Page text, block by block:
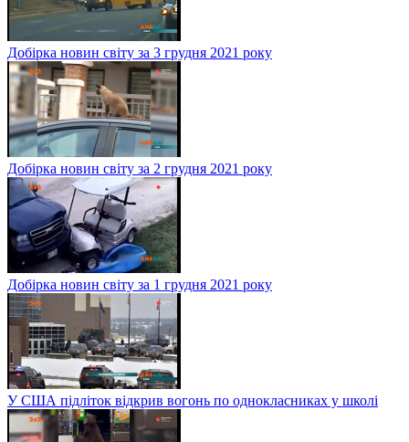
Добірка новин світу за 3 грудня 2021 року
Добірка новин світу за 2 грудня 2021 року
Добірка новин світу за 1 грудня 2021 року
У США підліток відкрив вогонь по однокласниках у школі